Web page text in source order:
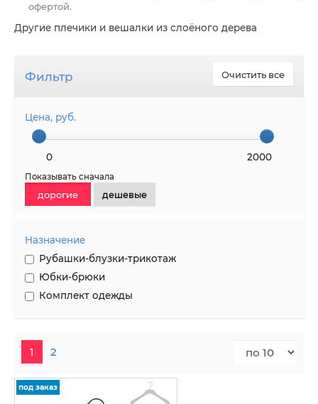
офертой.
Другие плечики и вешалки из слоёного дерева
Очистить все
Фильтр
Цена, руб.
2000
0
Показывать сначала
дорогие дешевые
Назначение
Рубашки-блузки-трикотаж
Юбки-брюки
Комплект одежды
1 2
под заказ